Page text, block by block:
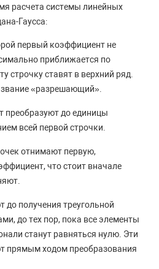
расчета системы линейных
Гаусса:
первый коэффициент не
приближается по
строчку ставят в верхний ряд.
«разрешающий».
до единицы
всей первой строчки.
отнимают первую,
что стоит вначале
до получения треугольной
до тех пор, пока все элементы
станут равняться нулю. Эти
прямым ходом преобразования